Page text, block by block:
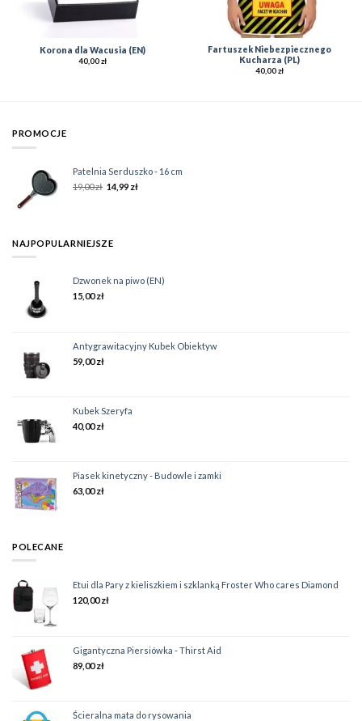
Korona dla Wacusia (EN)
40,00zł
Fartuszek Niebezpiecznego
Kucharza (PL)
40,00zł
PROMOCJE
Patelnia Serduszko - 16 cm
19,00zł 14,99 zł
NAJPOPULARNIEJSZE
Dzwonek na piwo (EN)
15,00zł
Antygrawitacyjny Kubek Obiektyw
59,00zł
Kubek Szeryfa
40,00zł
Piasek kinetyczny - Budowle i zamki
63,00zł
POLECANE
Etui dla Pary z kieliszkiem i szklanką Froster Who cares Diamond
120,00zł
Gigantyczna Piersiówka - Thirst Aid
89,00zł
Ścieralna mata do rysowania